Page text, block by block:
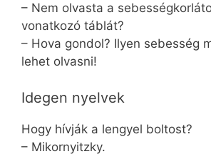
– Nem olvasta a
vonatkozó táblát?
– Hova gondol? Ilyen sebesség
lehet olvasni!
Idegen nyelvek
Hogy hívják a lengyel boltost?
– Mikornyitzky.